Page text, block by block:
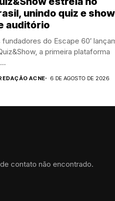
unindo quiz e show
auditório
fundadores do Escape 60′
a primeira plataforma
ACNE 6 DE AGOSTO DE 2026
contato não encontrado.